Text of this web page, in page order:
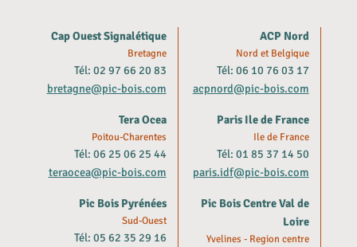
Cap Ouest Signalétique
Bretagne
Tél: 02 97 66 20 83
bretagne@pic-bois.com
Tera Ocea
Poitou-Charentes
Tél: 06 25 06 25 44
teraocea@pic-bois.com
Pic Bois Pyrénées
Sud-Ouest
Tél: 05 62 35 29 16
ACP Nord
Nord et Belgique
Tél: 06 10 76 03 17
acpnord@pic-bois.com
Paris Ile de France
Ile de France
Tél: 01 85 37 14 50
paris.idf@pic-bois.com
Pic Bois Centre Val de
Loire
Yvelines - Region centre